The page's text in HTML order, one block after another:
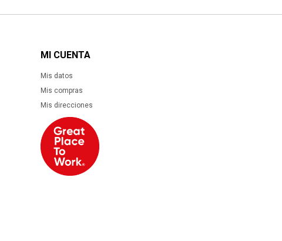
MI CUENTA
Mis datos
Mis compras
Mis direcciones